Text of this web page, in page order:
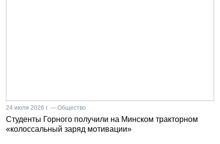
24 июля 2026 г. — Общество
Студенты Горного получили на Минском тракторном
«колоссальный заряд мотивации»